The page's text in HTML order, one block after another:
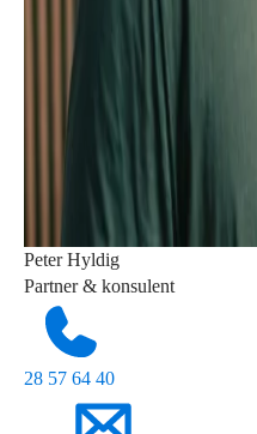
Peter Hyldig
Partner & konsulent
28 57 64 40